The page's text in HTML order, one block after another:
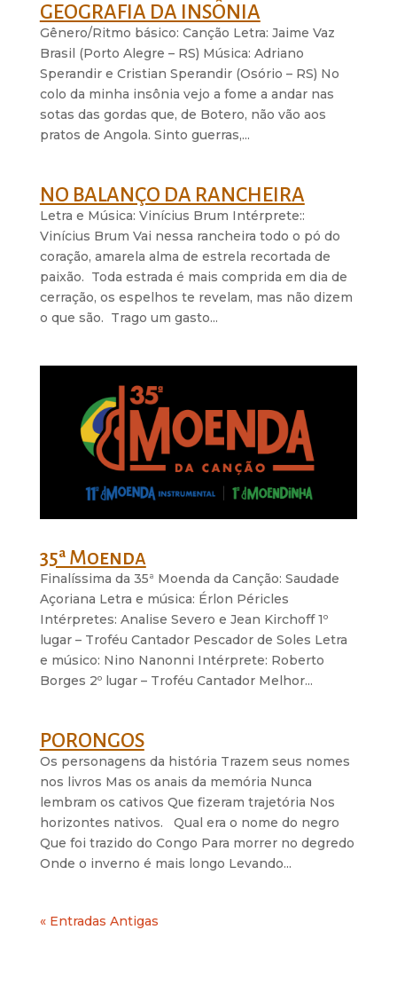
GEOGRAFIA DA INSÔNIA
Gênero/Ritmo básico: Canção Letra: Jaime Vaz
Brasil (Porto Alegre – RS) Música: Adriano
Sperandir e Cristian Sperandir (Osório – RS) No
colo da minha insônia vejo a fome a andar nas
sotas das gordas que, de Botero, não vão aos
pratos de Angola. Sinto guerras,...
NO BALANÇO DA RANCHEIRA
Letra e Música: Vinícius Brum Intérprete::
Vinícius Brum Vai nessa rancheira todo o pó do
coração, amarela alma de estrela recortada de
paixão. Toda estrada é mais comprida em dia de
cerração, os espelhos te revelam, mas não dizem
o que são. Trago um gasto...
35ª Moenda
Finalíssima da 35ª Moenda da Canção: Saudade
Açoriana Letra e música: Érlon Péricles
Intérpretes: Analise Severo e Jean Kirchoff 1º
lugar – Troféu Cantador Pescador de Soles Letra
e músico: Nino Nanonni Intérprete: Roberto
Borges 2º lugar – Troféu Cantador Melhor...
PORONGOS
Os personagens da história Trazem seus nomes
nos livros Mas os anais da memória Nunca
lembram os cativos Que fizeram trajetória Nos
horizontes nativos. Qual era o nome do negro
Que foi trazido do Congo Para morrer no degredo
Onde o inverno é mais longo Levando...
« Entradas Antigas